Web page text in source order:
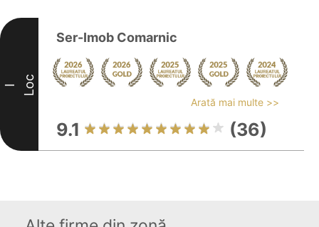
I Loc
Ser-Imob Comarnic
Arată mai multe >>
9.1 (36)